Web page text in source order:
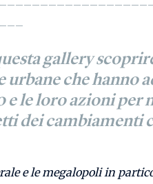
gallery
urbane che hanno
e le loro azioni per
dei cambiamenti
e le megalopoli in